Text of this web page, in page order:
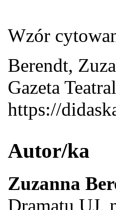
Wzór
Berendt,
Gazeta
https://
Autor/ka
Zuzanna
Dramatu UJ,